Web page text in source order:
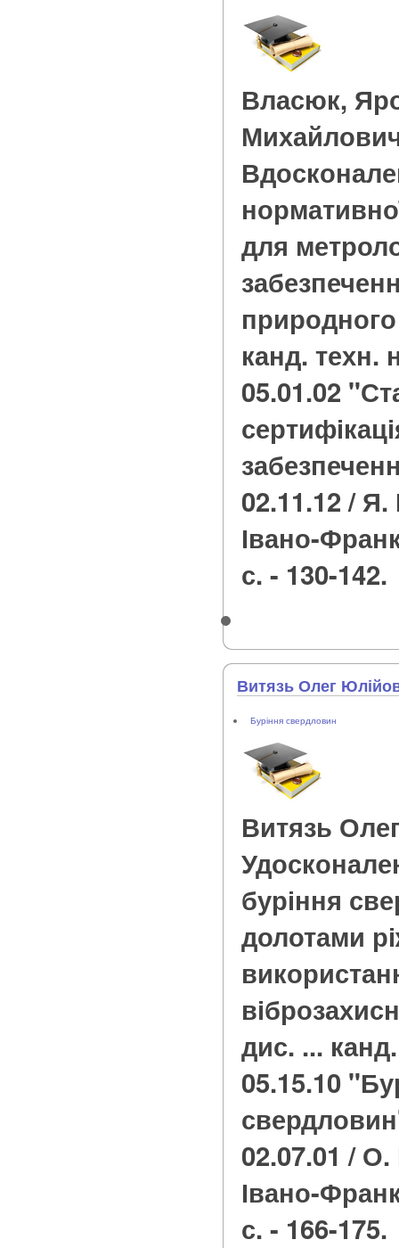
Власюк,
для
канд. техн.
05.01.02
02.11.12 /
Івано-
с. - 130-142.
Витязь Олег
Буріння свердловин
Витязь
буріння
долотами
дис. ...
05.15.10
02.07.01 /
Івано-
с. - 166-175.